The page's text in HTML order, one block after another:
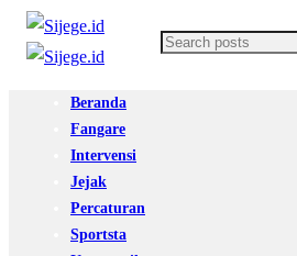
Beranda
Fangare
Intervensi
Jejak
Percaturan
Sportsta